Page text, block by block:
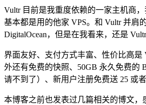
Vultr 目前是我重度依赖的一家主机商
基本都是用的他家 VPS。和 Vultr 并肩
DigitalOcean，但是在我看来，还是
界面友好、支付方式丰富、性价比高是
外还有免费的快照、50GB 永久免费的
请不到了）、新用户注册免费送 25 或者
本博客之前也发表过几篇相关的博文，